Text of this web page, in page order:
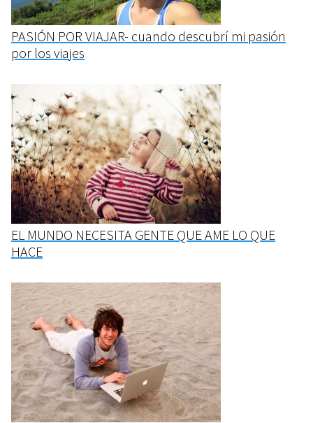
PASIÓN POR VIAJAR- cuando descubrí mi pasión
por los viajes
EL MUNDO NECESITA GENTE QUE AME LO QUE
HACE